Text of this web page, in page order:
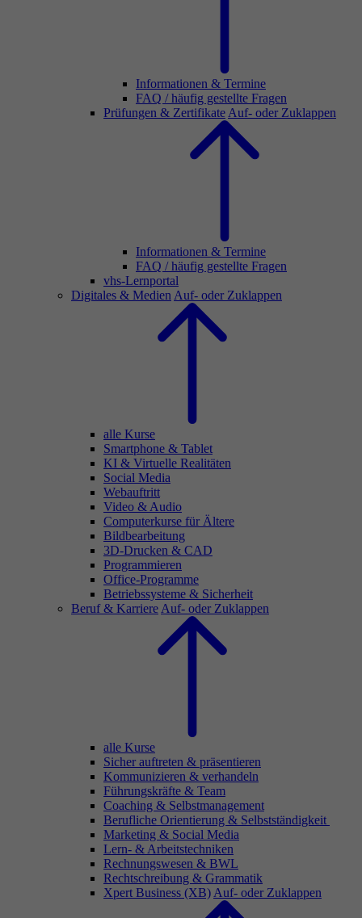
Informationen & Termine
FAQ / häufig gestellte Fragen
Prüfungen & Zertifikate Auf- oder Zuklappen
Informationen & Termine
FAQ / häufig gestellte Fragen
vhs-Lernportal
Digitales & Medien Auf- oder Zuklappen
alle Kurse
Smartphone & Tablet
KI & Virtuelle Realitäten
Social Media
Webauftritt
Video & Audio
Computerkurse für Ältere
Bildbearbeitung
3D-Drucken & CAD
Programmieren
Office-Programme
Betriebssysteme & Sicherheit
Beruf & Karriere Auf- oder Zuklappen
alle Kurse
Sicher auftreten & präsentieren
Kommunizieren & verhandeln
Führungskräfte & Team
Coaching & Selbstmanagement
Berufliche Orientierung & Selbstständigkeit
Marketing & Social Media
Lern- & Arbeitstechniken
Rechnungswesen & BWL
Rechtschreibung & Grammatik
Xpert Business (XB) Auf- oder Zuklappen